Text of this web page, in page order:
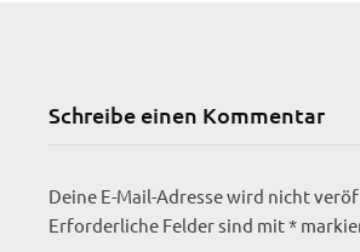
Schreibe einen Kommentar
Deine E-Mail-Adresse wird nicht
Erforderliche Felder sind mit*